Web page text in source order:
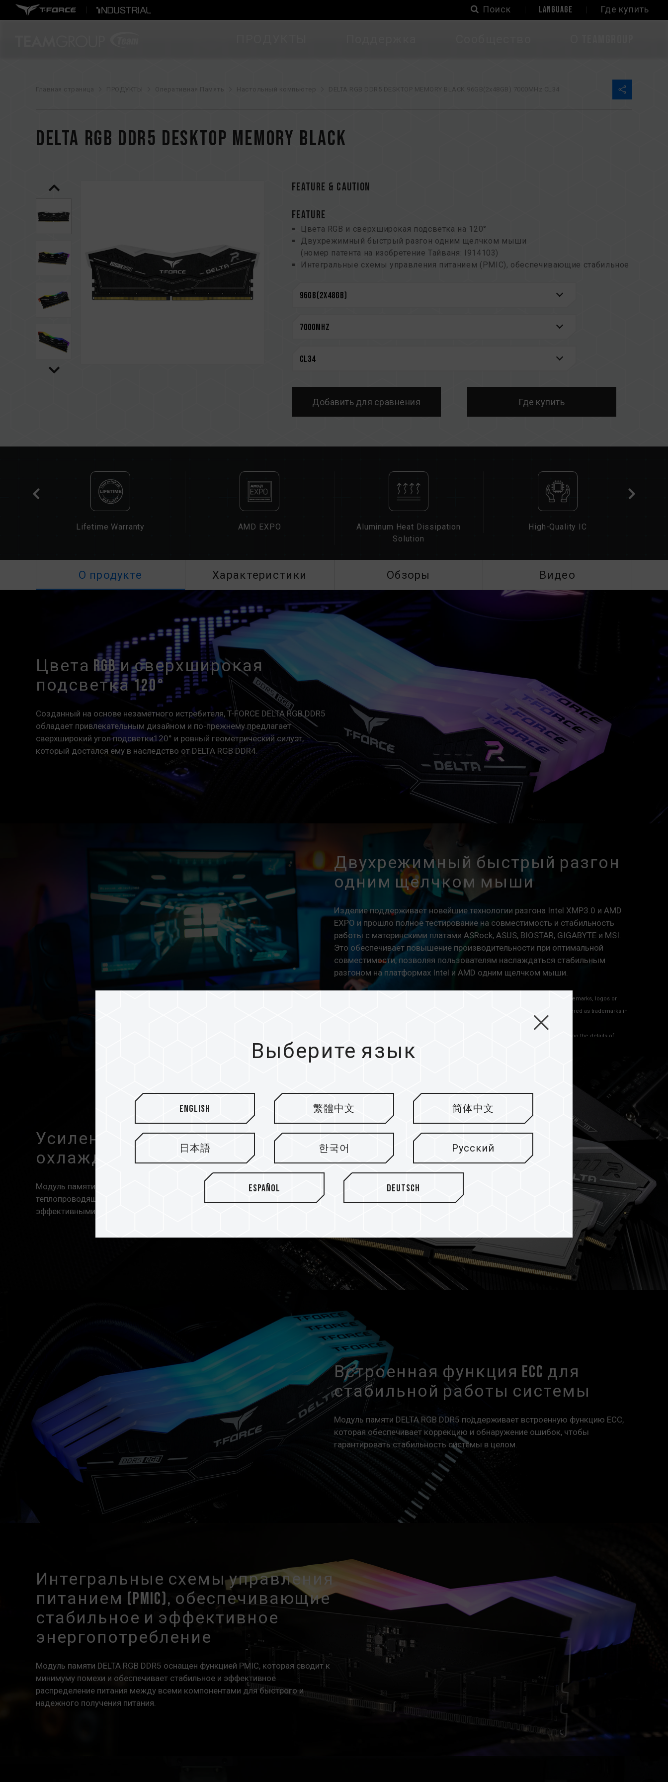
Поиск LANGUAGE Где купить
Главная страница ПРОДУКТЫ Оперативная Память Настольный компьютер DELTA RGB DDR5 DESKTOP MEMORY BLACK 96GB(2x48GB) 7000MHz CL34
DELTA RGB DDR5 DESKTOP MEMORY BLACK
FEATURE & CAUTION
FEATURE
Цвета RGB и сверхширокая подсветка на 120°
Двухрежимный быстрый разгон одним щелчком мыши
(номер патента на изобретение Тайваня: I914103)
Интегральные схемы управления питанием (PMIC), обеспечивающие стабильное
Встроенная функция ECC для стабильной работы системы
стабильной и надежной работы
Патент Тайваньский на полезную модель (номер:M640994)
(патент на изобретение Тайваня: I842298)
(номер патента на изобретение США: US12111715B2)
См. полный список совместимых платформ в разделе«Запрос совместимости».
предоставленным производителем материнской платы.
Не смешивайте модули памяти с разной емкостью или частотой, а также
различных марок или моделей. Каждый комплект памяти проходит тестирование
на совместимость. Смешение разных комплектов может привести к
Техническое состояние контроллера памяти процессора (IMC) и текущая версия
BIOS материнской платы могут повлиять на рабочую частоту памяти.
также совместимости материнской платы и процессора.
Если XMP 3.0 (Intel) или EXPO (AMD) не включены, память будет работать на
частоте SPD по умолчанию (стандарт JEDEC), например DDR5-4800 (или ниже).
Это нормальное явление, а не дефект изделия.
XMP 3.0 / EXPO должны быть включены пользователем вручную. Некоторые
материнские платы могут не достигать указанной частоты, поскольку
окончательная рабочая частота зависит от настроек системы.
Разгон (например, включение настроек XMP 3.0 / EXPO) не является частью
стандарта JEDEC и может повлиять на стабильность системы. Если разгон
приведет к нестабильности системы, вернитесь к настройкам BIOS по
умолчанию.
Указанная частота модуля памяти является максимально достижимой частотой.
Однако не все системы могут ее достичь.
Убедитесь, что ваши материнская плата и процессор поддерживают
соответствующие технологии разгона (XMP 3.0 / EXPO); в противном случае
память может не достичь заявленной частоты разгона.
Модули памяти TEAMGROUP тестируются в условиях нормального напряжения.
При возникновении проблем, связанных с неисправностями процессора или
материнской платы, обратитесь в соответствующую службу послепродажного
обслуживания производителя процессора или материнской платы.
Добавить для сравнения Где купить
Lifetime Warranty AMD EXPO
Aluminum Heat Dissipation
Solution
High-Quality IC
О продукте Характеристики Обзоры Видео
Цвета RGB и сверхширокая
подсветка 120°
Созданный на основе незаметного истребителя, T-FORCE DELTA RGB DDR5
обладает привлекательным дизайном и по-прежнему предлагает
сверхширокий угол подсветки120° и ровный геометрический силуэт,
который достался ему в наследство от DELTA RGB DDR4.
Двухрежимный быстрый разгон
одним щелчком мыши
Изделие поддерживает новейшие технологии разгона Intel XMP3.0 и AMD
EXPO и прошло полное тестирование на совместимость и стабильность
работы с материнскими платами ASRock, ASUS, BIOSTAR, GIGABYTE и MSI.
Это обеспечивает повышение производительности при оптимальной
совместимости, позволяя пользователям наслаждаться стабильным
разгоном на платформах Intel и AMD одним щелчком мыши.
* The trademarks or company names mentioned on the website mean that the words, trademarks, logos or
company names are used as trademarks which are protected by Common Law and registered as trademarks in
* Trademark statement: The product names mentioned on the website are only for clarifying the details of
features or functions, which may belong to other company’s registered trademarks or copyright.
Усиленная конструкция
охлаждения PMIC
Модуль памяти DELTA RGB DDR5 оснащен профессиональным
теплопроводящим кремнием, усиленным охлаждением PMIC и
эффективными, стабильными функциями PMIC.
Встроенная функция ECC для
стабильной работы системы
Модуль памяти DELTA RGB DDR5 поддерживает встроенную функцию ECC,
которая обеспечивает коррекцию и обнаружение ошибок, чтобы
гарантировать стабильность системы в целом.
Интегральные схемы управления
питанием (PMIC), обеспечивающие
стабильное и эффективное
энергопотребление
Модуль памяти DELTA RGB DDR5 оснащен функцией PMIC, которая сводит к
минимуму помехи и обеспечивает стабильное и эффективное
распределение питания между всеми компонентами для быстрого и
надежного получения питания.
Выберите язык
English 繁體中文 简体中文
日本語 한국어 Русский
Español Deutsch